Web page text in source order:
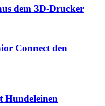
dem 3D-Drucker
Connect den
Hundeleinen